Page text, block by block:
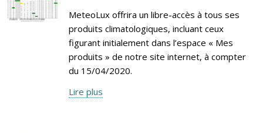
MeteoLux offrira un libre-accès à tous ses
produits climatologiques, incluant ceux
figurant initialement dans l’espace « Mes
produits » de notre site internet, à compter
du 15/04/2020.
Lire plus